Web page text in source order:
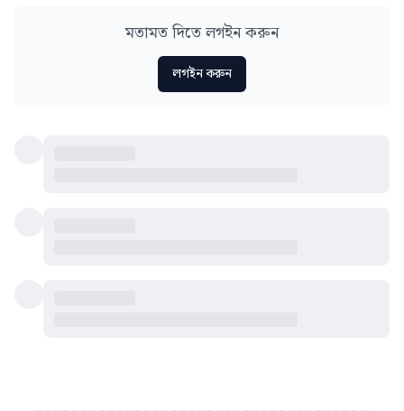
মতামত দিতে লগইন করুন
লগইন করুন